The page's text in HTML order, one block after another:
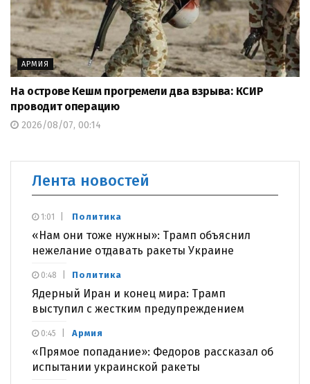
АРМИЯ
На острове Кешм прогремели два взрыва: КСИР
проводит операцию
2026/08/07, 00:14
Лента новостей
Политика
«Нам они тоже нужны»: Трамп объяснил
нежелание отдавать ракеты Украине
1:01
Политика
Ядерный Иран и конец мира: Трамп
выступил с жестким предупреждением
0:48
Армия
«Прямое попадание»: Федоров рассказал об
испытании украинской ракеты
0:45